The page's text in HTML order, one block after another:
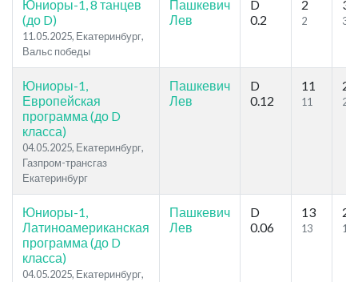
Юниоры-1, 8 танцев
(до D)
11.05.2025, Екатеринбург,
Вальс победы
Пашкевич
Лев
D
0.2
2
2
3
3
Юниоры-1,
Европейская
программа (до D
класса)
04.05.2025, Екатеринбург,
Газпром-трансгаз
Екатеринбург
Пашкевич
Лев
D
0.12
11
11
23
20
Юниоры-1,
Латиноамериканская
программа (до D
класса)
04.05.2025, Екатеринбург,
Пашкевич
Лев
D
0.06
13
13
24
19